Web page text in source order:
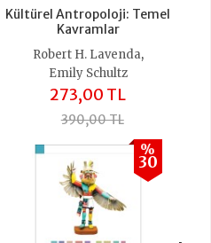
Kültürel Antropoloji: Temel
Kavramlar
Robert H. Lavenda,
Emily Schultz
273,00 TL
390,00 TL
%
30